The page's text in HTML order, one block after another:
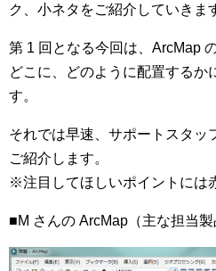
ク、小ネタをご紹介していきま
第 1 回となる今回は、ArcMap
どこに、どのように配置するか
す。
それでは早速、サポートスタッ
ご紹介します。
※注目してほしいポイントには
■M さんの ArcMap（主な担当製